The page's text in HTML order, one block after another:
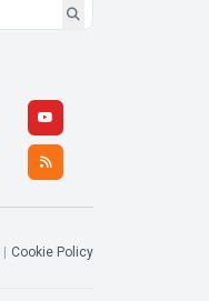
| Cookie Policy